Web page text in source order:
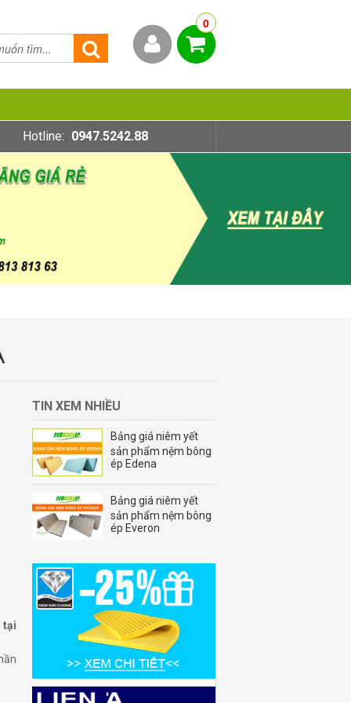
0
Hotline: 0947.5242.88
tại
TIN XEM NHIỀU
Bảng giá niêm yết
sản phẩm nệm bông
ép Edena
Bảng giá niêm yết
sản phẩm nệm bông
ép Everon